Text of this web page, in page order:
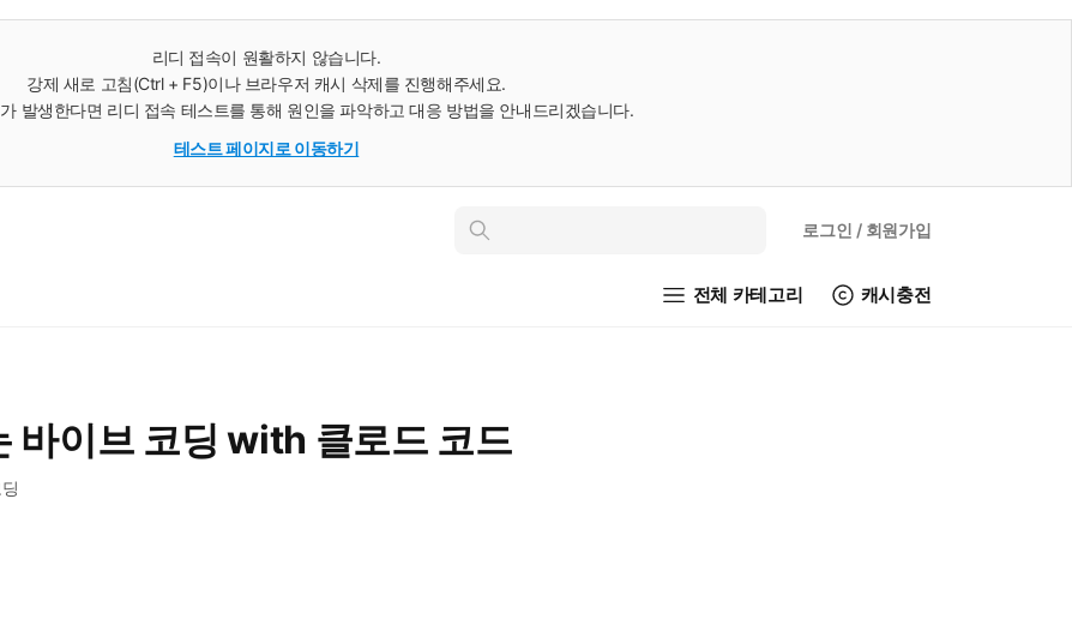
리디 접속이 원활하지 않습니다.
강제 새로 고침(Ctrl + F5)이나 브라우저 캐시 삭제를 진행해주세요.
발생한다면 리디 접속 테스트를 통해 원인을 파악하고 대응 방법을 안내드리겠습니다.
테스트 페이지로 이동하기
인
로그인 / 회원가입
전체 카테고리 캐시충전
바이브 코딩 with 클로드 코드